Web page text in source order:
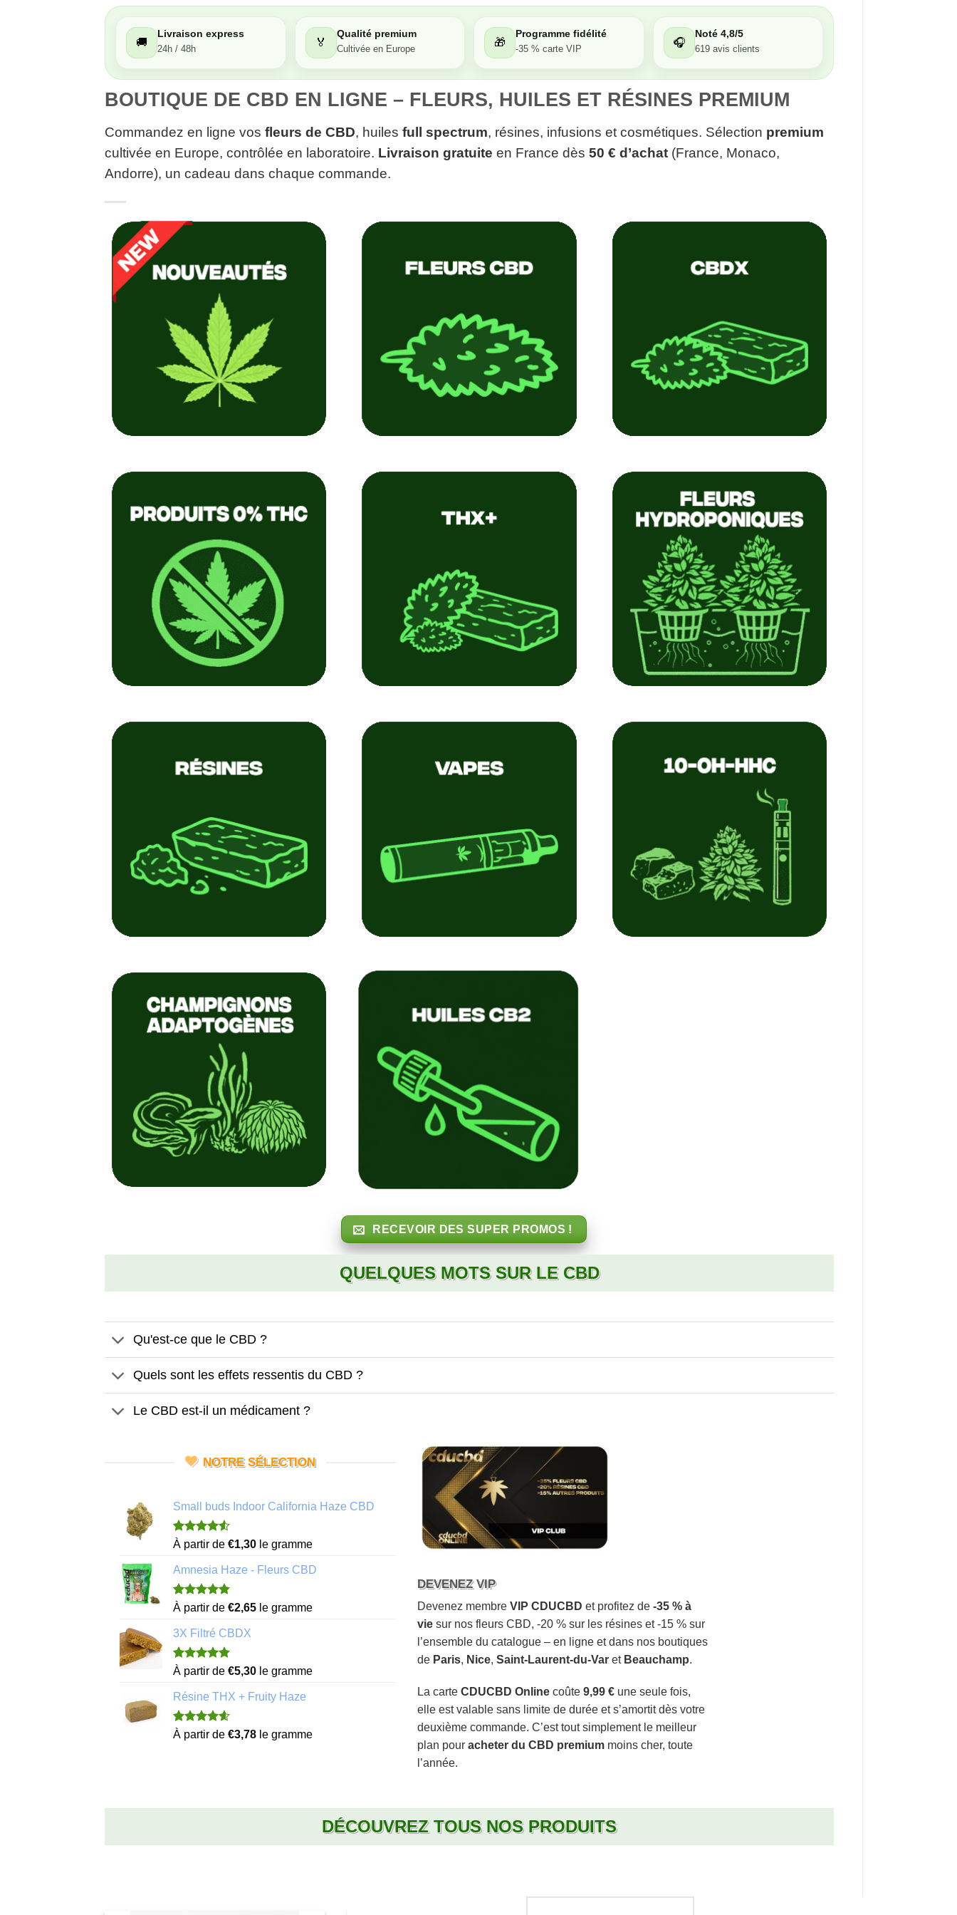
Moyen
Passable
🚚
Livraison express
24h / 48h
🏅
Qualité premium
Cultivée en Europe
🎁
Programme fidélité
-35 % carte VIP
🎧
Noté 4,8/5
619 avis clients
BOUTIQUE DE CBD EN LIGNE – FLEURS, HUILES ET RÉSINES PREMIUM
Commandez en ligne vos fleurs de CBD, huiles full spectrum, résines, infusions et cosmétiques. Sélection premium
cultivée en Europe, contrôlée en laboratoire. Livraison gratuite en France dès 50 € d’achat (France, Monaco,
Andorre), un cadeau dans chaque commande.
RECEVOIR DES SUPER PROMOS !
QUELQUES MOTS SUR LE CBD
Qu'est-ce que le CBD ?
Quels sont les effets ressentis du CBD ?
Le CBD est-il un médicament ?
NOTRE SÉLECTION
Small buds Indoor California Haze CBD
Noté4.50
sur 5 basé
sur
4
notations
client
À partir de €1,30le gramme
Amnesia Haze - Fleurs CBD
Noté4.82
sur 5 basé
sur
11
notations
client
À partir de €2,65le gramme
3X Filtré CBDX
Noté4.86
sur 5 basé
sur
7
notations
client
À partir de €5,30le gramme
Résine THX + Fruity Haze
Noté4.57
sur 5 basé
21
À partir de €3,78le gramme
DEVENEZ VIP
Devenez membreVIP CDUCBD et profitez de-35 % à
vie sur nos fleurs CBD, -20 % sur les résines et -15 % sur
l’ensemble du catalogue – en ligne et dans nos boutiques
de Paris, Nice,Saint-Laurent-du-Var et Beauchamp.
La carteCDUCBD Online coûte9,99 € une seule fois,
elle est valable sans limite de durée et s’amortit dès votre
deuxième commande. C’est tout simplement le meilleur
plan pouracheter du CBD premium moins cher, toute
l’année.
DÉCOUVREZ TOUS NOS PRODUITS